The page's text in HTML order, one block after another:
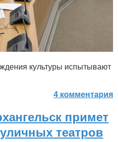
культуры испытывают
4 комментария
примет
театров